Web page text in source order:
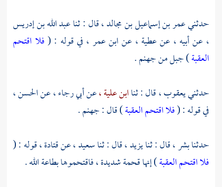
حدثنيعمر بن إسماعيل بن مجالد ،قال : ثناعبد الله بن إدريس
، عن أبيه ، عنعطية ، عنابن عمر ، في قوله : (فلا اقتحم
العقبة) جبل من جهنم .
حدثنييعقوب ،قال : ثناابن علية ،عنأبي رجاء ،عنالحسن ،
في قوله : (فلا اقتحم العقبة) قال : جهنم .
حدثنابشر ،قال : ثنايزيد ،قال : ثناسعيد ،عنقتادة ،قوله : (
فلا اقتحم العقبة) إنها قحمة شديدة ، فاقتحموها بطاعة الله .